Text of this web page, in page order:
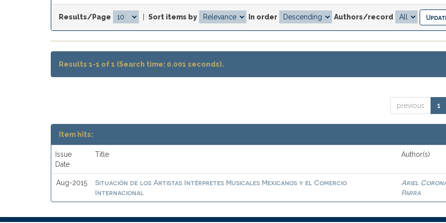
Results/Page Sort items by In order Authors/record
Results 1-1 of 1 (Search time: 0.001 seconds).
previous 1
Item hits:
Issue
Date
Title Author(s)
Aug-2015
Situación de los Artistas Intérpretes Musicales Mexicanos y el Comercio
Internacional
Ariel
Parra